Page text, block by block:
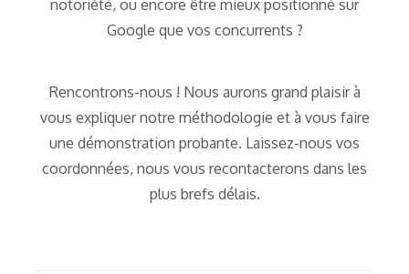
notoriété, ou encore être mieux positionné sur
Google que vos concurrents ?
Rencontrons-nous ! Nous aurons grand plaisir à
vous expliquer notre méthodologie et à vous faire
une démonstration probante. Laissez-nous vos
coordonnées, nous vous recontacterons dans les
plus brefs délais.